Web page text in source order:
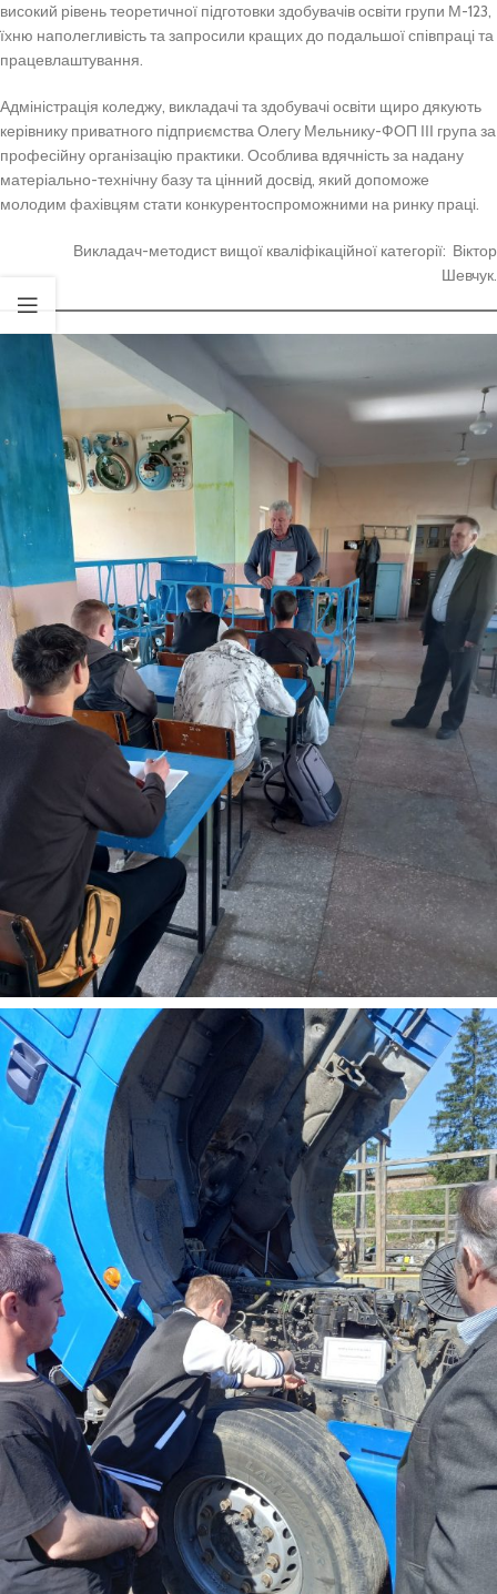
високий рівень теоретичної підготовки здобувачів освіти групи М-123,
їхню наполегливість та запросили кращих до подальшої співпраці та
працевлаштування.
Адміністрація коледжу, викладачі та здобувачі освіти щиро дякують
керівнику приватного підприємства Олегу Мельнику-ФОП ІІІ група за
професійну організацію практики. Особлива вдячність за надану
матеріально-технічну базу та цінний досвід, який допоможе
молодим фахівцям стати конкурентоспроможними на ринку праці.
Викладач-методист вищої кваліфікаційної категорії: Віктор
Шевчук.